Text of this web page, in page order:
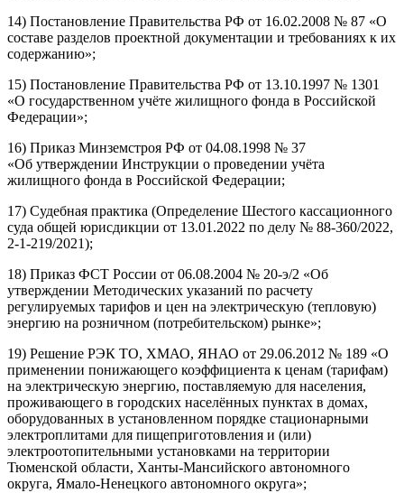
14) Постановление Правительства РФ от 16.02.2008 № 87 «О
составе разделов проектной документации и требованиях к их
содержанию»;
15) Постановление Правительства РФ от 13.10.1997 № 1301
«О государственном учёте жилищного фонда в Российской
Федерации»;
16) Приказ Минземстроя РФ от 04.08.1998 № 37
«Об утверждении Инструкции о проведении учёта
жилищного фонда в Российской Федерации;
17) Судебная практика (Определение Шестого кассационного
суда общей юрисдикции от 13.01.2022 по делу № 88-360/2022,
2-1-219/2021);
18) Приказ ФСТ России от 06.08.2004 № 20-э/2 «Об
утверждении Методических указаний по расчету
регулируемых тарифов и цен на электрическую (тепловую)
энергию на розничном (потребительском) рынке»;
19) Решение РЭК ТО, ХМАО, ЯНАО от 29.06.2012 № 189 «О
применении понижающего коэффициента к ценам (тарифам)
на электрическую энергию, поставляемую для населения,
проживающего в городских населённых пунктах в домах,
оборудованных в установленном порядке стационарными
электроплитами для пищеприготовления и (или)
электроотопительными установками на территории
Тюменской области, Ханты-Мансийского автономного
округа, Ямало-Ненецкого автономного округа»;